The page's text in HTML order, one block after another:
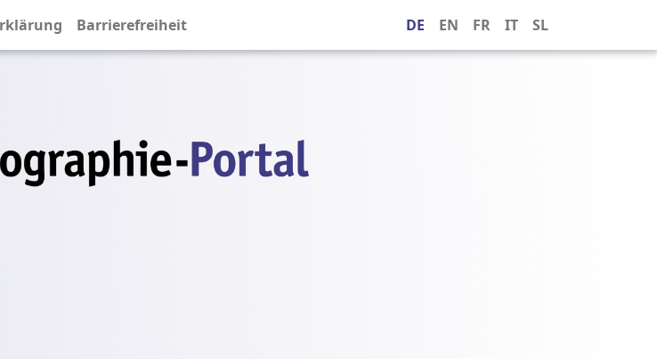
Barrierefreiheit DE EN FR IT SL